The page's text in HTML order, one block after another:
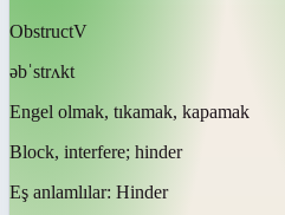
ObstructV
əbˈstrʌkt
Engel olmak, tıkamak, kapamak
Block, interfere; hinder
Eş anlamlılar: Hinder